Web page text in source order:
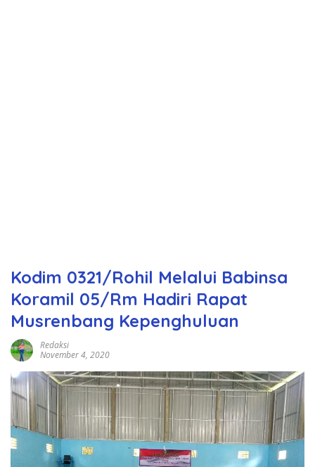
Kodim 0321/Rohil Melalui Babinsa
Koramil 05/Rm Hadiri Rapat
Musrenbang Kepenghuluan
Redaksi
November 4, 2020